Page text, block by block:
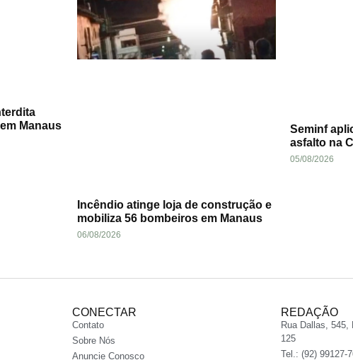
Manaus
Incêndio atinge loja de construção e
mobiliza 56 bombeiros em Manaus
06/08/2026
Seminf
asfalto na
05/08/2026
CONECTAR
Contato
Sobre Nós
Anuncie Conosco
REDAÇÃO
Rua Dallas, 545,
125
Tel.: (92) 99127-